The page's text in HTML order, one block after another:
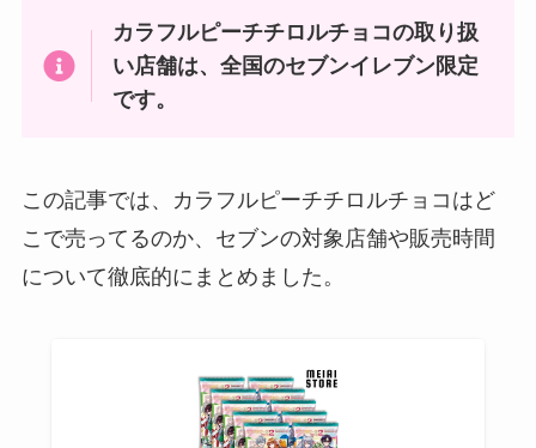
カラフルピーチチロルチョコの取り扱
い店舗は、全国のセブンイレブン限定
です。
この記事では、カラフルピーチチロルチョコはど
こで売ってるのか、セブンの対象店舗や販売時間
について徹底的にまとめました。